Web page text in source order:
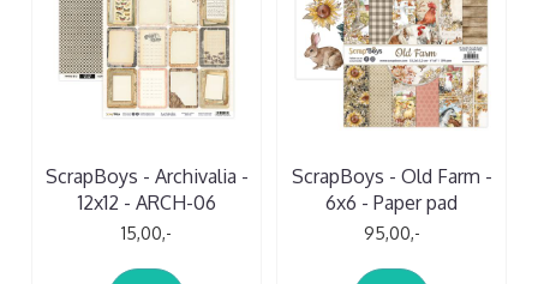
ScrapBoys - Archivalia -
12x12 - ARCH-06
15,00,-
ScrapBoys - Old Farm -
6x6 - Paper pad
95,00,-